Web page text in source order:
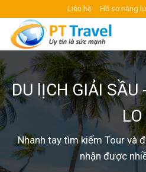
content
Liên hệ Hồ sơ năng
DU lỊCH GIẢI SẦU
LO
Nhanh tay tìm kiếm Tour và
nhận được